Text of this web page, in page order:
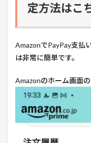
定方法はこ
AmazonでPayPay支払
は非常に簡単です。
Amazonのホーム画面